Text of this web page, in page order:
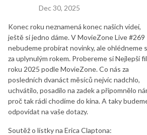
Dec 30, 2025
Konec roku neznamená konec našich videí,
ještě si jedno dáme. V MovieZone Live #269
nebudeme probírat novinky, ale ohlédneme
za uplynulým rokem. Probereme si Nejlepší
roku 2025 podle MovieZone. Co nás za
posledních dvanáct měsíců nejvíc nadchlo,
uchvátilo, posadilo na zadek a připomnělo
proč tak rádi chodíme do kina. A taky
odpovídat na vaše dotazy.
Soutěž o lístky na Erica Claptona: